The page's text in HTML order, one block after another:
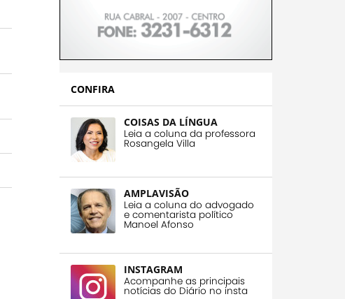
CONFIRA
COISAS DA LÍNGUA
Leia a coluna da professora
Rosangela Villa
AMPLAVISÃO
Leia a coluna do advogado
e comentarista político
Manoel Afonso
INSTAGRAM
Acompanhe as principais
notícias do Diário no insta